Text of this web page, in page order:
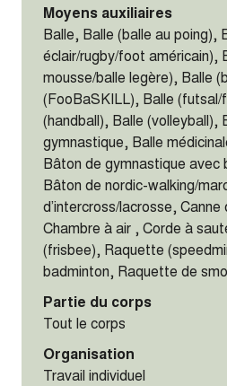
Moyens auxiliaires
Balle, Balle (balle au poing),
éclair/rugby/foot américain),
mousse/balle legère), Balle
(FooBaSKILL), Balle
(handball), Balle (volleyball),
gymnastique, Balle
Bâton de gymnastique avec
Bâton de nordic-walking/
d’intercross/lacrosse, Canne
Chambre à air , Corde à
(frisbee), Raquette
badminton, Raquette de
Partie du corps
Tout le corps
Organisation
Travail individuel